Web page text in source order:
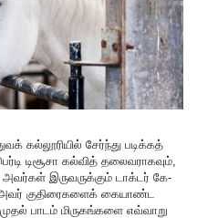
கல்லூரியில் சேர்ந்து படிக்கத்
டிசூசா கல்வித் தலைவராகவும்,
அவர்கள் இருவருக்கும் டாக்டர் கே-
அவர் குதிரைகளைக் கையாண்ட
பாடம் மிருகங்களை எவ்வாறு